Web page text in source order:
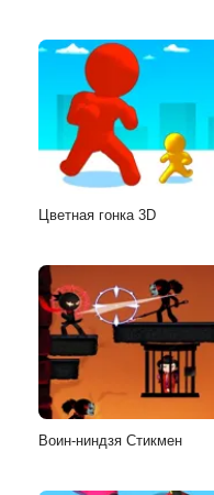
Цветная гонка 3D
Воин-ниндзя Стикмен